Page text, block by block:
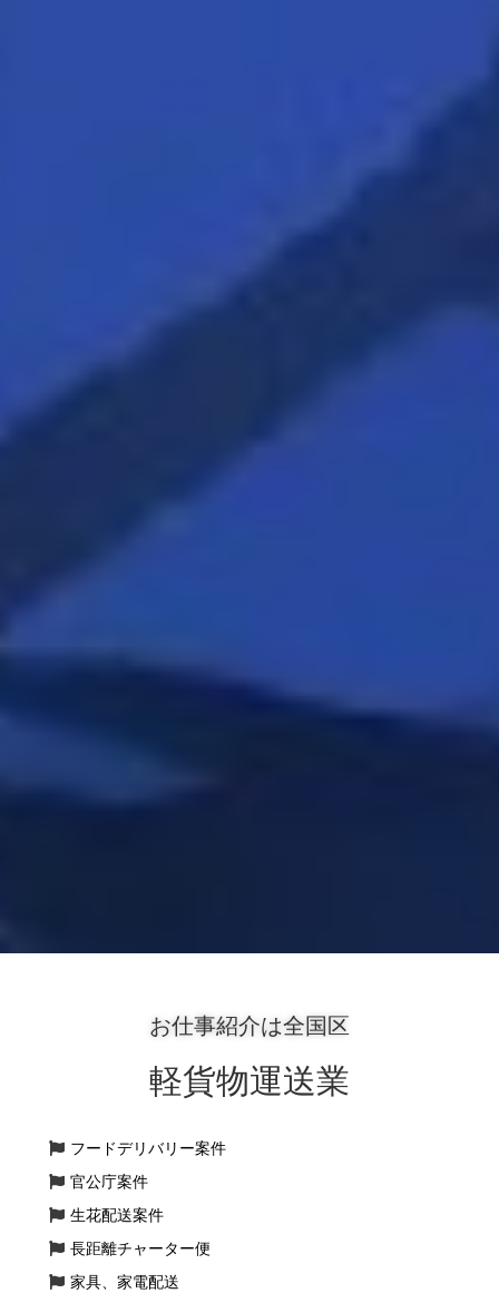
お仕事紹介は全国区
軽貨物運送業
フードデリバリー案件
官公庁案件
生花配送案件
長距離チャーター便
家具、家電配送